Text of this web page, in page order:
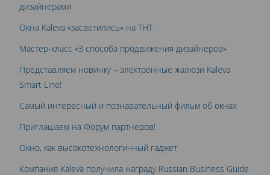
дизайнерами
Окна Kaleva «засветились» на ТНТ
Мастер-класс «3 способа продвижения дизайнеров»
Представляем новинку – электронные жалюзи Kaleva
Smart Line!
Самый интересный и познавательный фильм об окнах
Приглашаем на Форум партнеров!
Окно, как высокотехнологичный гаджет
Компания Kaleva получила награду Russian Business Guide